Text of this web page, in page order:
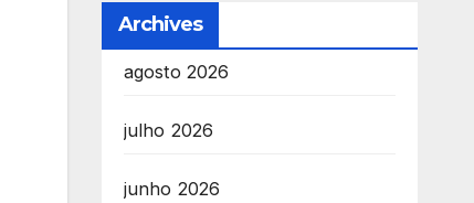
Archives
agosto 2026
julho 2026
junho 2026